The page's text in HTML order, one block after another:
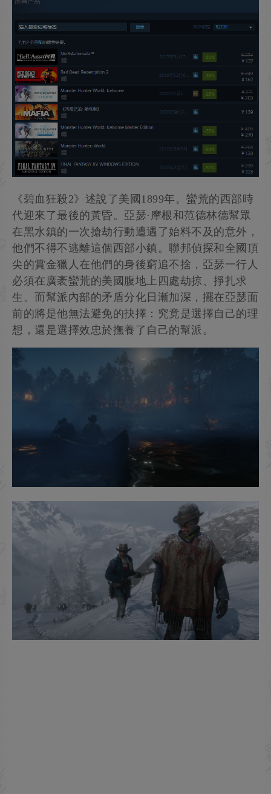
《碧血狂殺2》述說了美國1899年。蠻荒的西部時
代迎來了最後的黃昏。亞瑟·摩根和范德林德幫眾
在黑水鎮的一次搶劫行動遭遇了始料不及的意外，
他們不得不逃離這個西部小鎮。聯邦偵探和全國頂
尖的賞金獵人在他們的身後窮追不捨，亞瑟一行人
必須在廣袤蠻荒的美國腹地上四處劫掠、掙扎求
生。而幫派內部的矛盾分化日漸加深，擺在亞瑟面
前的將是他無法避免的抉擇：究竟是選擇自己的理
想，還是選擇效忠於撫養了自己的幫派。